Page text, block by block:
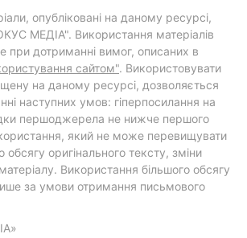
опубліковані на даному ресурсі,
МЕДІА". Використання матеріалів
при дотриманні вимог, описаних в
сайтом". Використовувати
на даному ресурсі, дозволяється
наступних умов: гіперпосилання на
першоджерела не нижче першого
який не може перевищувати
обсягу оригінального тексту, зміни
Використання більшого обсягу
за умови отримання письмового